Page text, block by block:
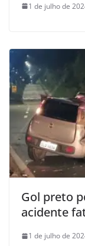
1 de julho de
Gol preto
acidente
1 de julho de